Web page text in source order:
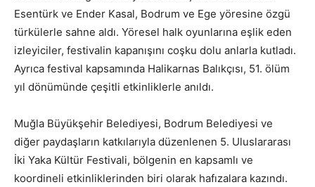
Esentürk ve Ender Kasal, Bodrum ve Ege yöresine özgü
türkülerle sahne aldı. Yöresel halk oyunlarına eşlik eden
izleyiciler, festivalin kapanışını coşku dolu anlarla kutladı.
Ayrıca festival kapsamında Halikarnas Balıkçısı, 51. ölüm
yıl dönümünde çeşitli etkinliklerle anıldı.
Muğla Büyükşehir Belediyesi, Bodrum Belediyesi ve
diğer paydaşların katkılarıyla düzenlenen 5. Uluslararası
İki Yaka Kültür Festivali, bölgenin en kapsamlı ve
koordineli etkinliklerinden biri olarak hafızalara kazındı.